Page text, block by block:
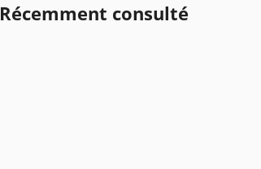
Récemment consulté